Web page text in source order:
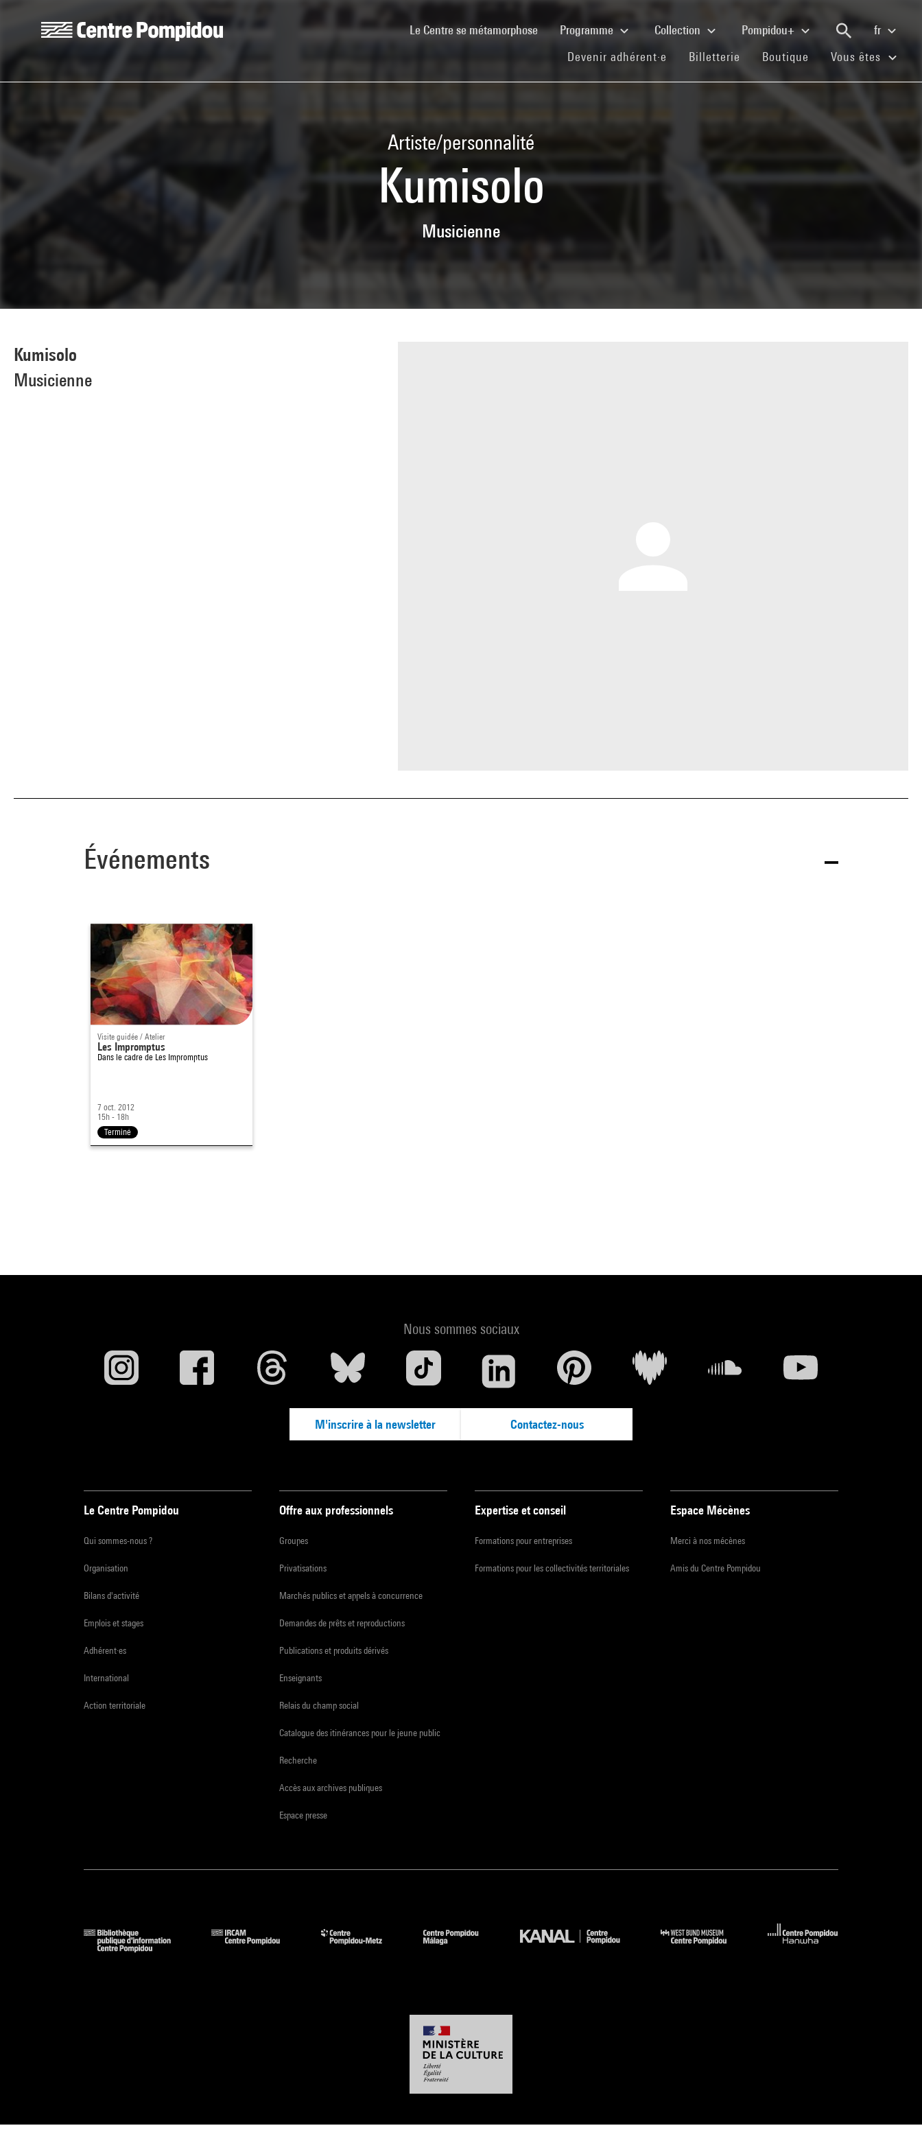
Le Centre se métamorphose(current)Programme Collection Pompidou+
fr
Devenir adhérent·e (current)
Billetterie (current)
Boutique (current)
Vous êtes
Artiste/personnalité
Kumisolo
Musicienne
Kumisolo
Musicienne
Événements
Visite guidée / Atelier
Les Impromptus
Dans le cadre de Les Impromptus
7 oct. 2012
15h - 18h
Terminé
Nous sommes sociaux
M'inscrire à la newsletter Contactez-nous
Le Centre Pompidou
Qui sommes-nous ?
Organisation
Bilans d'activité
Emplois et stages
Adhérent·es
International
Action territoriale
Offre aux professionnels
Groupes
Privatisations
Marchés publics et appels à concurrence
Demandes de prêts et reproductions
Publications et produits dérivés
Enseignants
Relais du champ social
Catalogue des itinérances pour le jeune public
Recherche
Accès aux archives publiques
Espace presse
Expertise et conseil
Formations pour entreprises
Formations pour les collectivités territoriales
Espace Mécènes
Merci à nos mécènes
Amis du Centre Pompidou